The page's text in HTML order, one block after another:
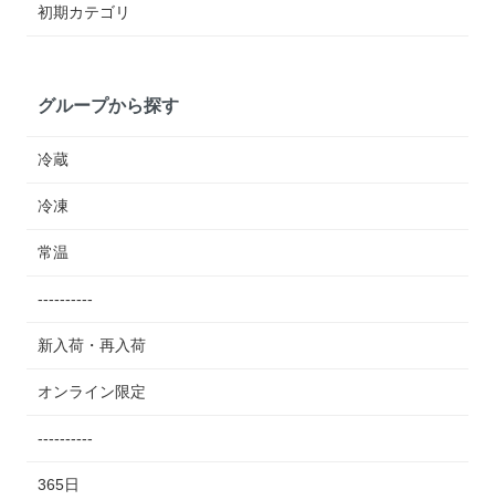
初期カテゴリ
グループから探す
冷蔵
冷凍
常温
----------
新入荷・再入荷
オンライン限定
----------
365日